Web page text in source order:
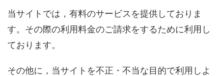
当サイトでは，有料のサービスを提供しておりま
す。その際の利用料金のご請求をするために利用し
ております。
その他に，当サイトを不正・不当な目的で利用しよ